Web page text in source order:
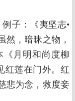
子：《夷坚志•
然，暗昧之物，
《月明和尚度柳
红莲在门外。红
悲为念，救度妾